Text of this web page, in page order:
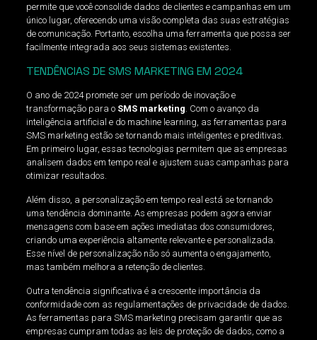
permite que você consolide dados de clientes e campanhas em um
único lugar, oferecendo uma visão completa das suas estratégias
de comunicação. Portanto, escolha uma ferramenta que possa ser
facilmente integrada aos seus sistemas existentes.
TENDÊNCIAS DE SMS MARKETING EM 2024
O ano de 2024 promete ser um período de inovação e
transformação para o SMS marketing . Com o avanço da
inteligência artificial e do machine learning, as ferramentas para
SMS marketing estão se tornando mais inteligentes e preditivas.
Em primeiro lugar, essas tecnologias permitem que as empresas
analisem dados em tempo real e ajustem suas campanhas para
otimizar resultados.
Além disso, a personalização em tempo real está se tornando
uma tendência dominante. As empresas podem agora enviar
mensagens com base em ações imediatas dos consumidores,
criando uma experiência altamente relevante e personalizada.
Esse nível de personalização não só aumenta o engajamento,
mas também melhora a retenção de clientes.
Outra tendência significativa é a crescente importância da
conformidade com as regulamentações de privacidade de dados.
As ferramentas para SMS marketing precisam garantir que as
empresas cumpram todas as leis de proteção de dados, como a